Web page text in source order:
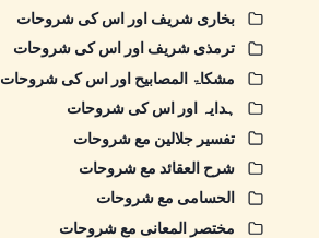
بخاری شریف اور اس کی شروحات
ترمذی شریف اور اس کی شروحات
مشکاۃ المصابیح اور اس کی شروحات
ہدایہ اور اس کی شروحات
تفسیر جلالین مع شروحات
شرح العقائد مع شروحات
الحسامی مع شروحات
مختصر المعانی مع شروحات